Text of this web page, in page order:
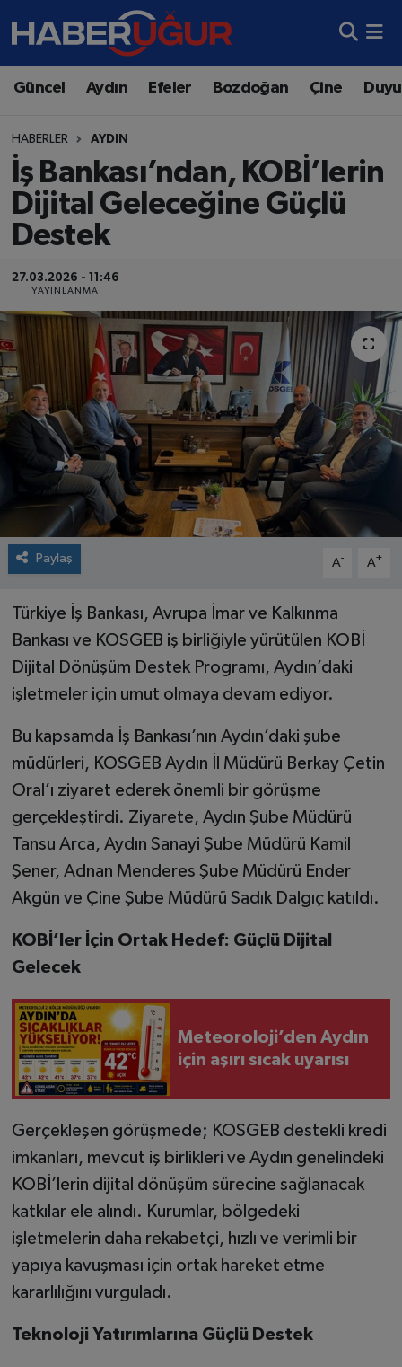
Güncel Aydın Efeler Bozdoğan Çine
HABERLER AYDIN
İş Bankası’ndan, KOBİ’lerin
Dijital Geleceğine Güçlü
Destek
27.03.2026 - 11:46
YAYINLANMA
Paylaş A- A+
Türkiye İş Bankası, Avrupa İmar ve Kalkınma
Bankası ve KOSGEB iş birliğiyle yürütülen KOBİ
Dijital Dönüşüm Destek Programı, Aydın’daki
işletmeler için umut olmaya devam ediyor.
Bu kapsamda İş Bankası’nın Aydın’daki şube
müdürleri, KOSGEB Aydın İl Müdürü Berkay Çetin
Oral’ı ziyaret ederek önemli bir görüşme
gerçekleştirdi. Ziyarete, Aydın Şube Müdürü
Tansu Arca, Aydın Sanayi Şube Müdürü Kamil
Şener, Adnan Menderes Şube Müdürü Ender
Akgün ve Çine Şube Müdürü Sadık Dalgıç katıldı.
KOBİ’ler İçin Ortak Hedef: Güçlü Dijital
Gelecek
Meteoroloji’den Aydın
için aşırı sıcak uyarısı
Gerçekleşen görüşmede; KOSGEB destekli kredi
imkanları, mevcut iş birlikleri ve Aydın genelindeki
KOBİ’lerin dijital dönüşüm sürecine sağlanacak
katkılar ele alındı. Kurumlar, bölgedeki
işletmelerin daha rekabetçi, hızlı ve verimli bir
yapıya kavuşması için ortak hareket etme
kararlılığını vurguladı.
Teknoloji Yatırımlarına Güçlü Destek
Aydın Nöbetçi Eczaneler
Aydın Namaz Vakitleri
Aydın Trafik Yoğunluk Haritası
Tüm Manşetler
Son Dakika Haberleri
Haber Arşivi